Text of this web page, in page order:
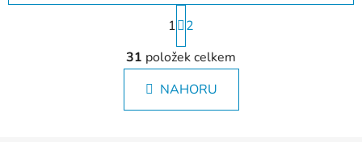
O
v
l
á
d
S
t
r
á
n
k
1
2
31 položek celkem
NAHORU